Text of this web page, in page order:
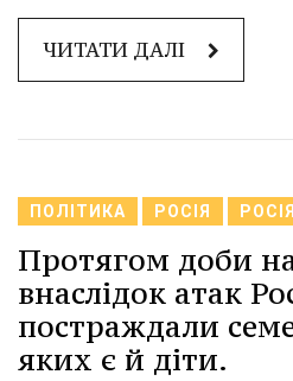
ЧИТАТИ ДАЛІ
ПОЛІТИКА РОСІЯ
Протягом доби
внаслідок атак
постраждали
яких є й діти.